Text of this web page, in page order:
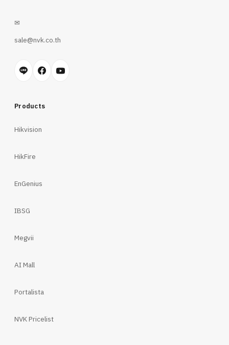
✉
sale@nvk.co.th
Products
Hikvision
HikFire
EnGenius
IBSG
Megvii
AI Mall
Portalista
NVK Pricelist